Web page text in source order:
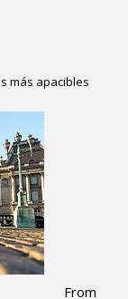
más apacibles
From